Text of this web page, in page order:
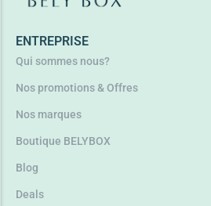
ENTREPRISE
Qui sommes nous?
Nos promotions & Offres
Nos marques
Boutique BELYBOX
Blog
Deals